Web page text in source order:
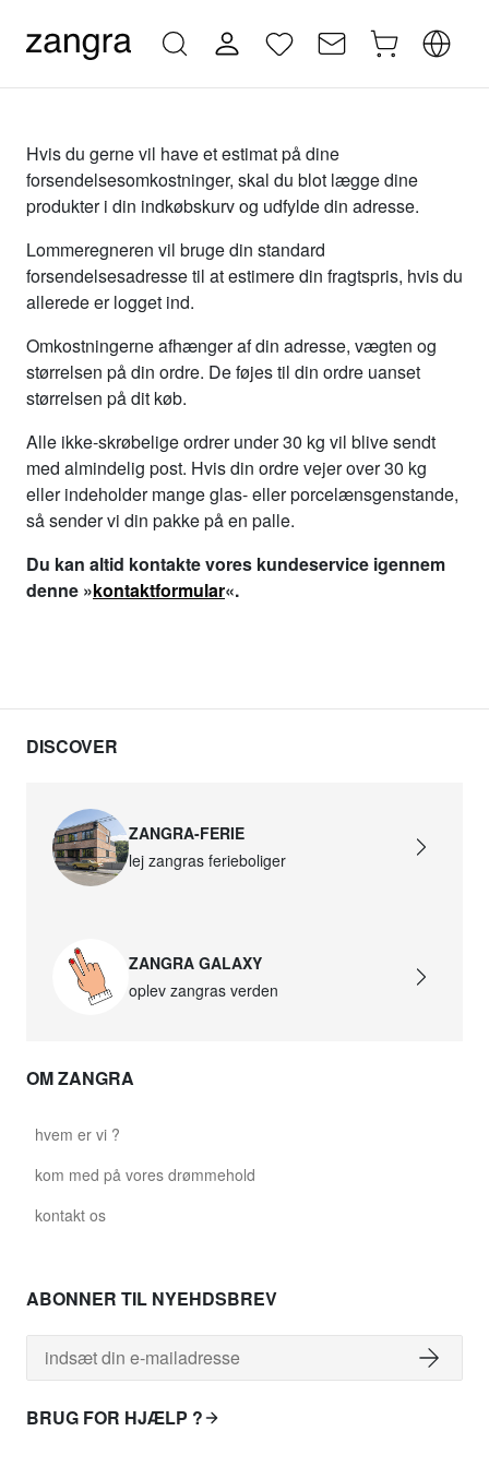
Hvis du gerne vil have et estimat på dine
forsendelsesomkostninger, skal du blot lægge dine
produkter i din indkøbskurv og udfylde din adresse.
Lommeregneren vil bruge din standard
forsendelsesadresse til at estimere din fragtspris, hvis du
allerede er logget ind.
Omkostningerne afhænger af din adresse, vægten og
størrelsen på din ordre. De føjes til din ordre uanset
størrelsen på dit køb.
Alle ikke-skrøbelige ordrer under 30 kg vil blive sendt
med almindelig post. Hvis din ordre vejer over 30 kg
eller indeholder mange glas- eller porcelænsgenstande,
så sender vi din pakke på en palle.
Du kan altid kontakte vores kundeservice igennem
denne »kontaktformular«.
DISCOVER
ZANGRA-FERIE
lej zangras ferieboliger
ZANGRA GALAXY
oplev zangras verden
OM ZANGRA
hvem er vi ?
kom med på vores drømmehold
kontakt os
ABONNER TIL NYEHDSBREV
BRUG FOR HJÆLP ?